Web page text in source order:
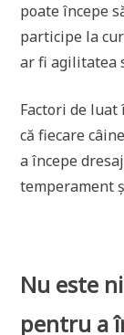
poate începe
participe la
ar fi agilitatea
Factori de
că fiecare
a începe
temperament
Nu este
pentru a